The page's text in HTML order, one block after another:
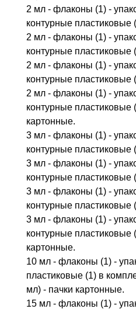
2 мл - флаконы (1) -
контурные пластиковые
2 мл - флаконы (1) -
контурные пластиковые
2 мл - флаконы (1) -
контурные пластиковые
2 мл - флаконы (1) -
контурные пластиковые
картонные.
3 мл - флаконы (1) -
контурные пластиковые
3 мл - флаконы (1) -
контурные пластиковые
3 мл - флаконы (1) -
контурные пластиковые
3 мл - флаконы (1) -
контурные пластиковые
картонные.
10 мл - флаконы (1) -
пластиковые (1) в
мл) - пачки картонные.
15 мл - флаконы (1) -